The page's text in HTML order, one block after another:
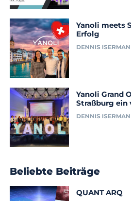
Yanoli meets
Erfolg
DENNIS
Yanoli Grand
Straßburg ein
DENNIS
Beliebte Beiträge
QUANT ARQ